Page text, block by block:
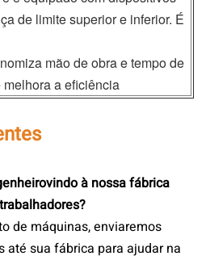
de limite superior e inferior. É
mão de obra e tempo de
a eficiência
vindo à nossa fábrica
de máquinas, enviaremos
até sua fábrica para ajudar na